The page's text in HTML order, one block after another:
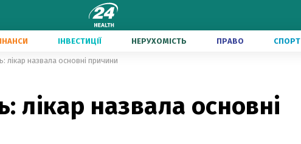
ІНВЕСТИЦІЇ НЕРУХОМІСТЬ ПРАВО СПОРТ
лікар назвала основні причини
лікар назвала основні